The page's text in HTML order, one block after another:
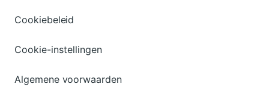
Cookiebeleid
Cookie-instellingen
Algemene voorwaarden